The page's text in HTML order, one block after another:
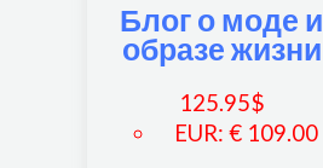
Блог о моде и
образе жизни
125.95$
EUR: € 109.00